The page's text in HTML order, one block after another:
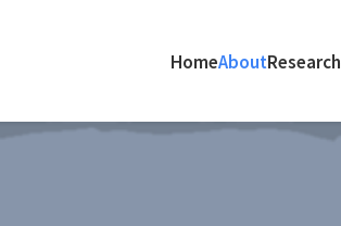
HomeAboutResearch